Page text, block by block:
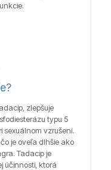
zlepšuje
typu 5
sexuálnom vzrušení.
je oveľa dlhšie ako
Tadacip je
účinnosti, ktorá